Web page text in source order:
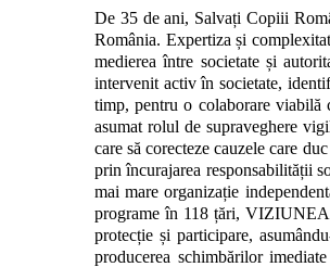
De 35 de ani, Salvați Copiii
România. Expertiza și
medierea între societate și
intervenit activ în societate,
timp, pentru o colaborare viabilă
asumat rolul de supraveghere
care să corecteze cauzele care
prin încurajarea responsabilității
mai mare organizație
programe în 118 țări, VIZIUNEA
protecție și participare,
producerea schimbărilor